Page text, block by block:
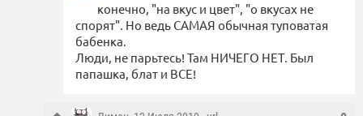
конечно, "на вкус и цвет", "о вкусах не
спорят". Но ведь САМАЯ обычная туповатая
бабенка.
Люди, не парьтесь! Там НИЧЕГО НЕТ. Был
папашка, блат и ВСЕ!